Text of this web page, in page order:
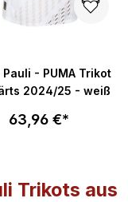
Pauli - PUMA Trikot
2024/25 - weiß
63,96 €*
Trikots aus